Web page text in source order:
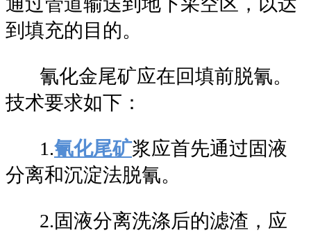
到填充的目的。
氰化金尾矿应在回填前脱氰。
技术要求如下：
1.氰化尾矿浆应首先通过固液
分离和沉淀法脱氰。
2.固液分离洗涤后的滤渣，应